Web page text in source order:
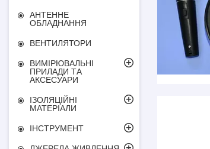
АНТЕННЕ
ОБЛАДНАННЯ
ВЕНТИЛЯТОРИ
ВИМІРЮВАЛЬНІ
ПРИЛАДИ ТА
АКСЕСУАРИ
ІЗОЛЯЦІЙНІ
МАТЕРІАЛИ
ІНСТРУМЕНТ